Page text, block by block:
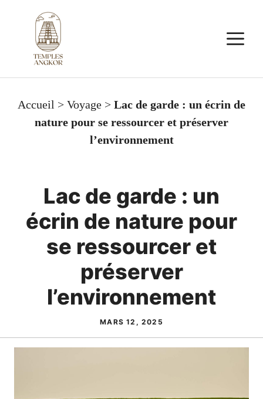
contenu
Accueil > Voyage > Lac de garde : un écrin de
nature pour se ressourcer et préserver
l’environnement
Lac de garde : un
écrin de nature pour
se ressourcer et
préserver
l’environnement
MARS 12, 2025